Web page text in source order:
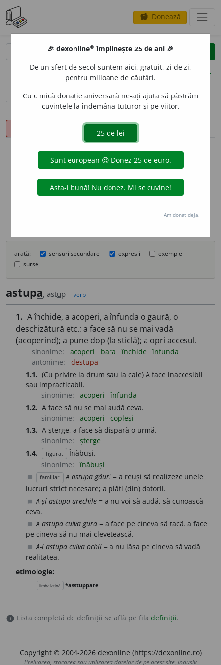
savings Donează
clear
opțiuni
sinteza definițiilor (1) definiții (20)
conjugări
info
Aceste definiții sunt compilate de
echipa dexonline. Definițiile
originale se află pe filadefiniții.
Puteți reordona filele pe pagina de
arată: sensuri secundare expresii
exemple
surse
astupa, astup verb
1. A închide, a acoperi, a înfunda o gaură, o
deschizătură etc.; a face să nu se mai vadă
(acoperind); a pune dop (la sticlă); a opri accesul.
sinonime: acoperi bara închide
înfunda
antonime:
destupa
1.1. (Cu privire la drum sau la cale) A face inaccesibil
sau impracticabil.
sinonime:
acoperi
înfunda
1.2. A face să nu se mai audă ceva.
sinonime:
acoperi
copleși
1.3. A șterge, a face să dispară o urmă.
sinonime:
șterge
1.4.
figurat
Înăbuși.
sinonime:
înăbuși
familiar A astupa găuri = a reuși să realizeze unele
lucruri strict necesare; a plăti (din) datorii.
A-șí astupa urechile = a nu voi să audă, să cunoască
ceva.
A astupa cuiva gura = a face pe cineva să tacă, a face
pe cineva să nu mai clevetească.
A-i astupa cuiva ochii = a nu lăsa pe cineva să vadă
realitatea.
etimologie:
limba latină *asstuppare
info Lista completă de definiții se află pe fila definiții.
Copyright © 2004-2026 dexonline (https://dexonline.ro)
Preluarea, stocarea sau utilizarea datelor de pe acest site, inclusiv
🎉 dexonline® împlinește 25 de ani 🎉
De un sfert de secol suntem aici, gratuit, zi de zi,
pentru milioane de căutări.
Cu o mică donație aniversară ne-ați ajuta să păstrăm
cuvintele la îndemâna tuturor și pe viitor.
Am donat deja.